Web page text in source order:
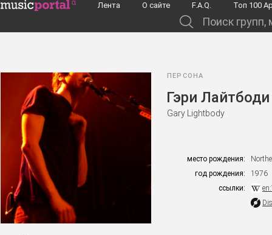
Перейти к основному содержанию
Лента О сайте F.A.Q. Toп 100
ПЕРСОНА
Гэри Лайтбоди
Gary Lightbody
место рождения:
год рождения:
1976
ссылки: